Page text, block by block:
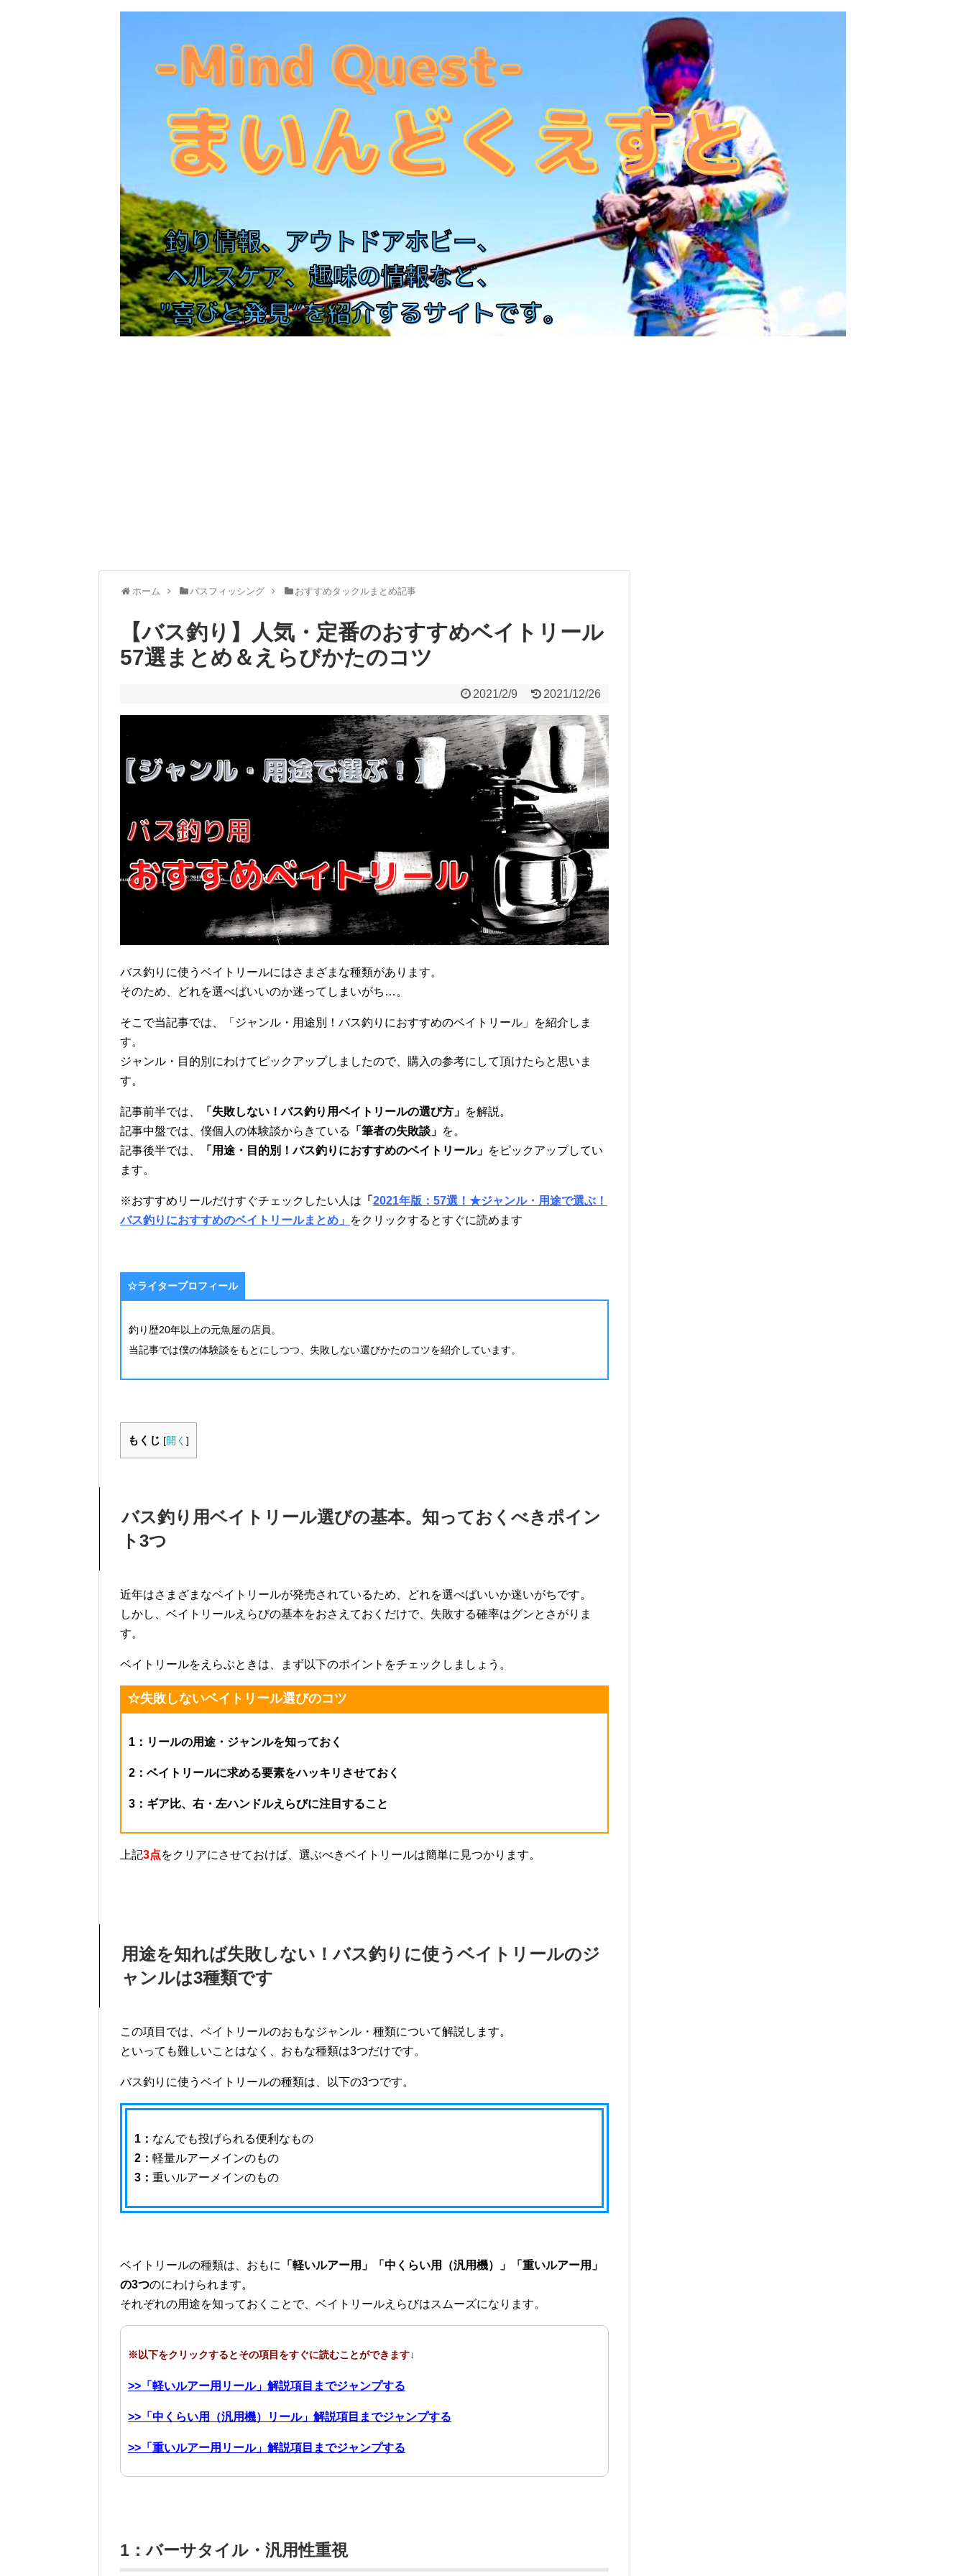
ホーム バスフィッシング おすすめタックルまとめ記事
【バス釣り】人気・定番のおすすめベイトリール
57選まとめ＆えらびかたのコツ
2021/2/9 2021/12/26
バス釣りに使うベイトリールにはさまざまな種類があります。
そのため、どれを選べばいいのか迷ってしまいがち…。
そこで当記事では、「ジャンル・用途別！バス釣りにおすすめのベイトリール」を紹介しま
す。
ジャンル・目的別にわけてピックアップしましたので、購入の参考にして頂けたらと思いま
す。
記事前半では、 「失敗しない！バス釣り用ベイトリールの選び方」 を解説。
記事中盤では、僕個人の体験談からきている
「筆者の失敗談」 を。
記事後半では、
「用途・目的別！バス釣りにおすすめのベイトリール」 をピックアップしてい
ます。
※おすすめリールだけすぐチェックしたい人は 「 2021年版：57選！★ジャンル・用途で選ぶ！
バス釣りにおすすめのベイトリールまとめ」
をクリックするとすぐに読めます
☆ライタープロフィール
釣り歴20年以上の元魚屋の店員。
当記事では僕の体験談をもとにしつつ、失敗しない選びかたのコツを紹介しています。
もくじ [開く ]
バス釣り用ベイトリール選びの基本。知っておくべきポイン
ト3つ
近年はさまざまなベイトリールが発売されているため、どれを選べばいいか迷いがちです。
しかし、ベイトリールえらびの基本をおさえておくだけで、失敗する確率はグンとさがりま
す。
ベイトリールをえらぶときは、まず以下のポイントをチェックしましょう。
☆失敗しないベイトリール選びのコツ
1： リールの用途・ジャンルを知っておく
2：ベイトリールに求める要素をハッキリさせておく
3：ギア比、右・左ハンドルえらびに注目すること
上記3点をクリアにさせておけば、選ぶべきベイトリールは簡単に見つかります。
用途を知れば失敗しない！バス釣りに使うベイトリールのジ
ャンルは3種類です
この項目では、ベイトリールのおもなジャンル・種類について解説します。
といっても難しいことはなく、おもな種類は3つだけです。
バス釣りに使うベイトリールの種類は、以下の3つです。
1： なんでも投げられる便利なもの
2： 軽量ルアーメインのもの
3： 重いルアーメインのもの
ベイトリールの種類は、おもに
「軽いルアー用」「中くらい用（汎用機）」「重いルアー用」
の3つのにわけられます。
それぞれの用途を知っておくことで、ベイトリールえらびはスムーズになります。
※以下をクリックするとその項目をすぐに読むことができます↓
>>「軽いルアー用リール」解説項目までジャンプする
>>「中くらい用（汎用機）リール」解説項目までジャンプする
>>「重いルアー用リール」解説項目までジャンプする
1：バーサタイル・汎用性重視